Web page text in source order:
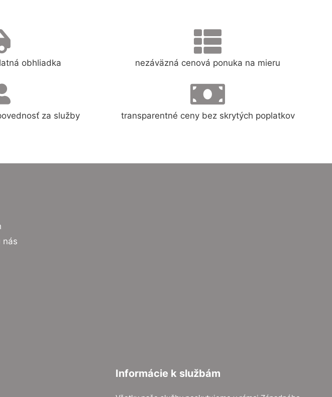
obhliadka nezáväzná cenová ponuka na mieru
za služby transparentné ceny bez skrytých poplatkov
nás
Informácie k službám